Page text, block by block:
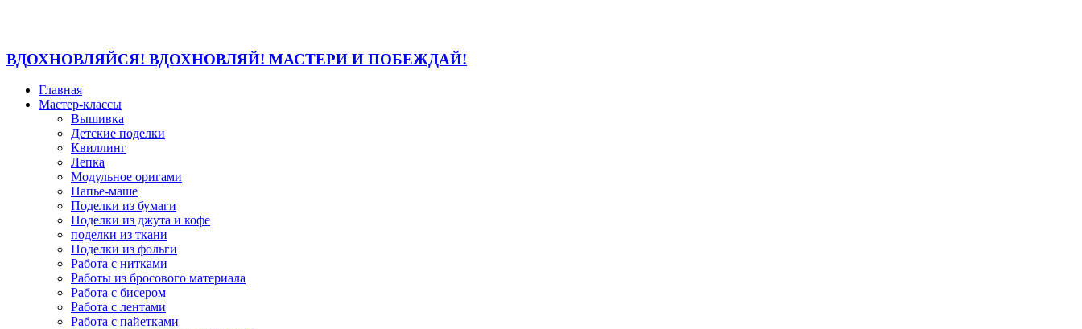
ВДОХНОВЛЯЙСЯ! ВДОХНОВЛЯЙ! МАСТЕРИ И ПОБЕЖДАЙ!
Главная
Мастер-классы
Вышивка
Детские поделки
Квиллинг
Лепка
Модульное оригами
Папье-маше
Поделки из бумаги
Поделки из джута и кофе
поделки из ткани
Поделки из фольги
Работа с нитками
Работы из бросового материала
Работа с бисером
Работа с лентами
Работа с пайетками